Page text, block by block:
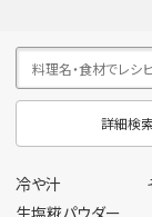
詳細検
冷や汁
生塩糀パウダー